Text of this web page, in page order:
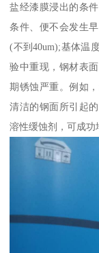
盐经漆膜浸出的条
条件、便不会发生
(不到40um);基体温
验中重现，钢材表
期锈蚀严重。例如
清洁的钢面所引起
溶性缓蚀剂，可成功